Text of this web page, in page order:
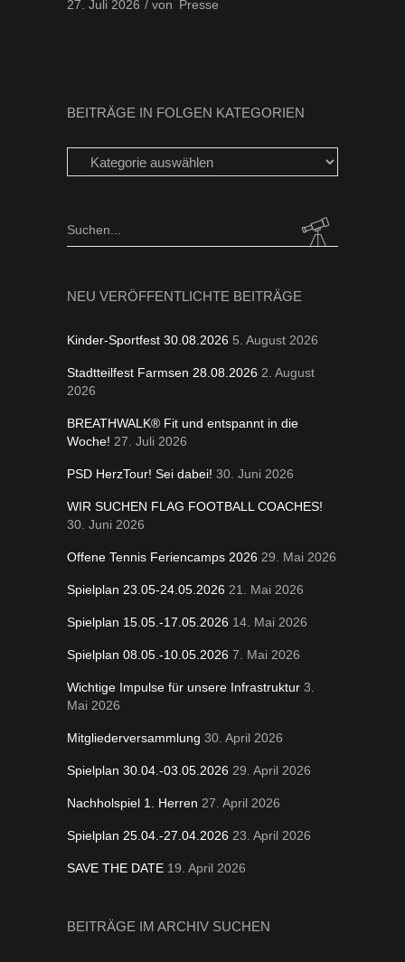
27. Juli 2026 von Presse
BEITRÄGE IN FOLGEN KATEGORIEN
Beiträge
in
Kategorien
Search
NEU VERÖFFENTLICHTE BEITRÄGE
Kinder-Sportfest 30.08.2026 5. August 2026
Stadtteilfest Farmsen 28.08.2026 2. August
2026
BREATHWALK® Fit und entspannt in die
Woche! 27. Juli 2026
PSD HerzTour! Sei dabei! 30. Juni 2026
WIR SUCHEN FLAG FOOTBALL COACHES!
30. Juni 2026
Offene Tennis Feriencamps 2026 29. Mai 2026
Spielplan 23.05-24.05.2026 21. Mai 2026
Spielplan 15.05.-17.05.2026 14. Mai 2026
Spielplan 08.05.-10.05.2026 7. Mai 2026
Wichtige Impulse für unsere Infrastruktur 3.
Mai 2026
Mitgliederversammlung 30. April 2026
Spielplan 30.04.-03.05.2026 29. April 2026
Nachholspiel 1. Herren 27. April 2026
Spielplan 25.04.-27.04.2026 23. April 2026
SAVE THE DATE 19. April 2026
BEITRÄGE IM ARCHIV SUCHEN